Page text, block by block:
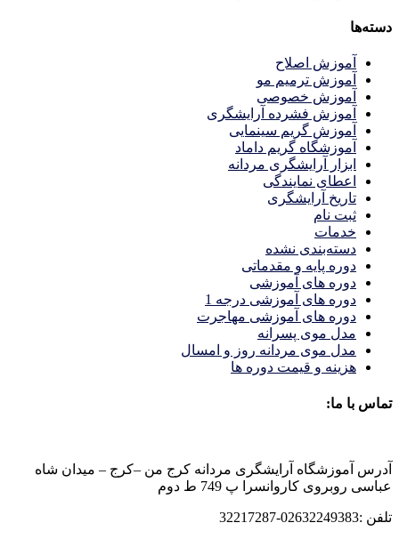
دسته‌ها
آموزش اصلاح
آموزش ترمیم مو
آموزش خصوصی
آموزش فشرده آرایشگری
آموزش گریم سینمایی
آموزشگاه گریم داماد
ابزار آرایشگری مردانه
اعطای نمایندگی
تاریخ آرایشگری
ثبت نام
خدمات
دسته‌بندی نشده
دوره پایه و مقدماتی
دوره های آموزشی
دوره های آموزشی درجه 1
دوره های آموزشی مهاجرت
مدل موی پسرانه
مدل موی مردانه روز و امسال
هزینه و قیمت دوره ها
تماس با ما:
آدرس آموزشگاه آرایشگری مردانه کرج من –کرج – میدان شاه
عباسی روبروی کاروانسرا پ 749 ط دوم
تلفن :02632249383-32217287